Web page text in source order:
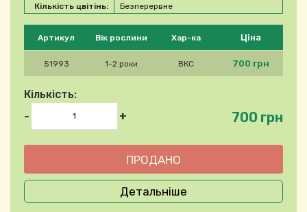
Будь ласка, виберіть продукт
Артикул Вік рослини Хар-ка Ціна
51993 1-2 роки ВКС 700 грн
Кількість:
-
+ 700 грн
Кількість цвітінь:
Безперервне
Детальніше